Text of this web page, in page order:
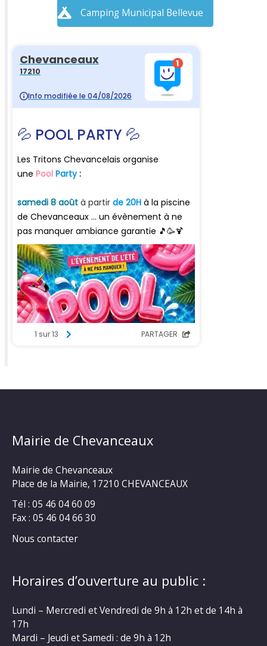
Camping Municipal Bellevue
Mairie de Chevanceaux
Mairie de Chevanceaux
Place de la Mairie, 17210 CHEVANCEAUX
Tél : 05 46 04 60 09
Fax : 05 46 04 66 30
Nous contacter
Horaires d’ouverture au public :
Lundi – Mercredi et Vendredi de 9h à 12h et de 14h à
17h
Mardi – Jeudi et Samedi : de 9h à 12h